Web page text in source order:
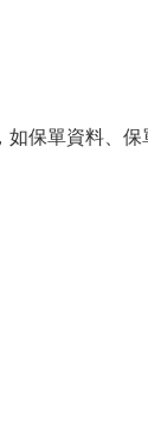
如保單資料、保